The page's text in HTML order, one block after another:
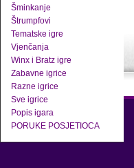
Šminkanje
Štrumpfovi
Tematske igre
Vjenčanja
Winx i Bratz igre
Zabavne igrice
Razne igrice
Sve igrice
Popis igara
PORUKE POSJETIOCA